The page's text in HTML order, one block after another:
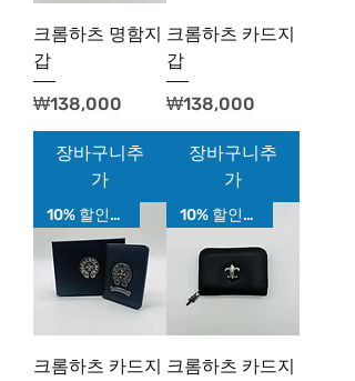
크롬하츠 명함지
갑
가격
₩138,000
장바구니추
가
크롬하츠 카드지
갑
가격
₩138,000
장바구니추
가
10% 할인가!
크롬하츠 카드지
10% 할인가!
크롬하츠 카드지